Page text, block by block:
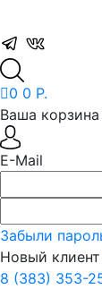
0 0 Р.
Ваша корзина
E-Mail
Забыли
Новый клиент
8 (383) 353-